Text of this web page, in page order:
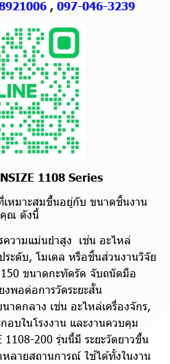
, 097-046-3239
1108 Series
เหมาะสมขึ้นอยู่กับ ขนาดชิ้นงาน
ณ ดังนี้
ความแม่นยำสูง เช่น อะไหล่
ระดับ, โมเดล หรือชิ้นส่วนงานวิจัย
ขนาดกะทัดรัด จับถนัดมือ
งพอต่อการวัดระยะสั้น
าดกลาง เช่น อะไหล่เครื่องจักร,
อบในโรงงาน และงานควบคุม
200 รุ่นนี้มี ระยะวัดยาวขึ้น
หลายสถานการณ์ ใช้ได้ทั้งในงาน